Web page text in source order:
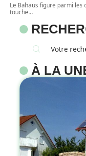
Le Bahaus figure parmi les
touche…
À LA